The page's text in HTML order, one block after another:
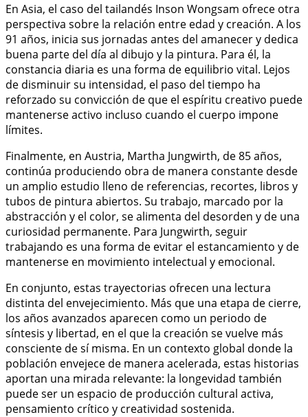
En Asia, el caso del tailandés Inson Wongsam ofrece otra
perspectiva sobre la relación entre edad y creación. A los
91 años, inicia sus jornadas antes del amanecer y dedica
buena parte del día al dibujo y la pintura. Para él, la
constancia diaria es una forma de equilibrio vital. Lejos
de disminuir su intensidad, el paso del tiempo ha
reforzado su convicción de que el espíritu creativo puede
mantenerse activo incluso cuando el cuerpo impone
límites.
Finalmente, en Austria, Martha Jungwirth, de 85 años,
continúa produciendo obra de manera constante desde
un amplio estudio lleno de referencias, recortes, libros y
tubos de pintura abiertos. Su trabajo, marcado por la
abstracción y el color, se alimenta del desorden y de una
curiosidad permanente. Para Jungwirth, seguir
trabajando es una forma de evitar el estancamiento y de
mantenerse en movimiento intelectual y emocional.
En conjunto, estas trayectorias ofrecen una lectura
distinta del envejecimiento. Más que una etapa de cierre,
los años avanzados aparecen como un periodo de
síntesis y libertad, en el que la creación se vuelve más
consciente de sí misma. En un contexto global donde la
población envejece de manera acelerada, estas historias
aportan una mirada relevante: la longevidad también
puede ser un espacio de producción cultural activa,
pensamiento crítico y creatividad sostenida.